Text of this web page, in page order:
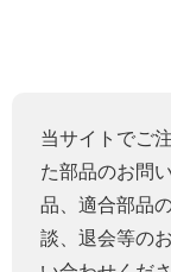
当サイトでご
た部品のお問
品、適合部品
談、退会等の